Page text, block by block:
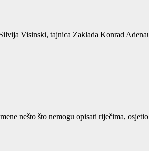
Visinski, tajnica Zaklada Konrad
nešto što nemogu opisati riječima,